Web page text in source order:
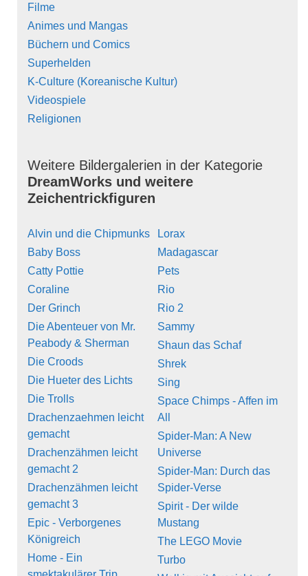
Filme
Animes und Mangas
Büchern und Comics
Superhelden
K-Culture (Koreanische Kultur)
Videospiele
Religionen
Weitere Bildergalerien in der Kategorie
DreamWorks und weitere
Zeichentrickfiguren
Alvin und die Chipmunks
Baby Boss
Catty Pottie
Coraline
Der Grinch
Die Abenteuer von Mr.
Peabody & Sherman
Die Croods
Die Hueter des Lichts
Die Trolls
Drachenzaehmen leicht
gemacht
Drachenzähmen leicht
gemacht 2
Drachenzähmen leicht
gemacht 3
Epic - Verborgenes
Königreich
Home - Ein
Lorax
Madagascar
Pets
Rio
Rio 2
Sammy
Shaun das Schaf
Shrek
Sing
Space Chimps - Affen im
All
Spider-Man: A New
Universe
Spider-Man: Durch das
Spider-Verse
Spirit - Der wilde
Mustang
The LEGO Movie
Turbo